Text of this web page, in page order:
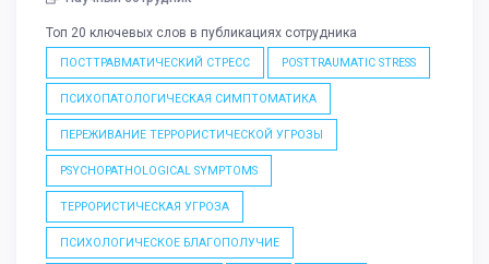
Топ 20 ключевых слов в публикациях сотрудника
ПОСТТРАВМАТИЧЕСКИЙ СТРЕСС POSTTRAUMATIC STRESS
ПСИХОПАТОЛОГИЧЕСКАЯ СИМПТОМАТИКА
ПЕРЕЖИВАНИЕ ТЕРРОРИСТИЧЕСКОЙ УГРОЗЫ
PSYCHOPATHOLOGICAL SYMPTOMS
ТЕРРОРИСТИЧЕСКАЯ УГРОЗА
ПСИХОЛОГИЧЕСКОЕ БЛАГОПОЛУЧИЕ